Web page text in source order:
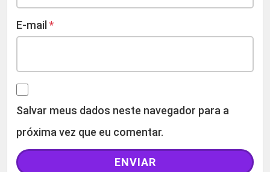
E-mail *
Salvar meus dados neste navegador para a
próxima vez que eu comentar.